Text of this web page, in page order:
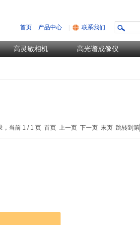
首页 产品中心 联系我们
高灵敏相机 高光谱成像仪
，当前 1 / 1 页 首页 上一页 下一页 末页 跳转到第